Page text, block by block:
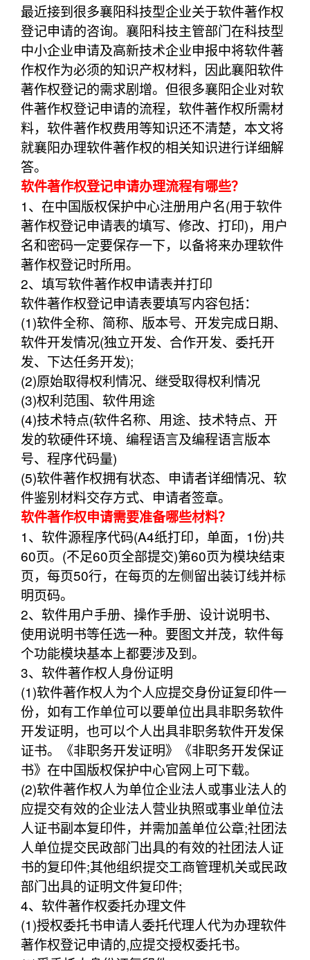
最近接到很多襄阳科技型企业关于软件著作权
登记申请的咨询。襄阳科技主管部门在科技型
中小企业申请及高新技术企业申报中将软件著
作权作为必须的知识产权材料，因此襄阳软件
著作权登记的需求剧增。但很多襄阳企业对软
件著作权登记申请的流程，软件著作权所需材
料，软件著作权费用等知识还不清楚，本文将
就襄阳办理软件著作权的相关知识进行详细解
答。
软件著作权登记申请办理流程有哪些？
1、在中国版权保护中心注册用户名(用于软件
著作权登记申请表的填写、修改、打印)，用户
名和密码一定要保存一下，以备将来办理软件
著作权登记时所用。
2、填写软件著作权申请表并打印
软件著作权登记申请表要填写内容包括：
(1)软件全称、简称、版本号、开发完成日期、
软件开发情况(独立开发、合作开发、委托开
发、下达任务开发);
(2)原始取得权利情况、继受取得权利情况
(3)权利范围、软件用途
(4)技术特点(软件名称、用途、技术特点、开
发的软硬件环境、编程语言及编程语言版本
号、程序代码量)
(5)软件著作权拥有状态、申请者详细情况、软
件鉴别材料交存方式、申请者签章。
软件著作权申请需要准备哪些材料？
1、软件源程序代码(A4纸打印，单面，1份)共
60页。(不足60页全部提交)第60页为模块结束
页，每页50行，在每页的左侧留出装订线并标
明页码。
2、软件用户手册、操作手册、设计说明书、
使用说明书等任选一种。要图文并茂，软件每
个功能模块基本上都要涉及到。
3、软件著作权人身份证明
(1)软件著作权人为个人应提交身份证复印件一
份，如有工作单位可以要单位出具非职务软件
开发证明，也可以个人出具非职务软件开发保
证书。《非职务开发证明》《非职务开发保证
书》在中国版权保护中心官网上可下载。
(2)软件著作权人为单位企业法人或事业法人的
应提交有效的企业法人营业执照或事业单位法
人证书副本复印件，并需加盖单位公章;社团法
人单位提交民政部门出具的有效的社团法人证
书的复印件;其他组织提交工商管理机关或民政
部门出具的证明文件复印件;
4、软件著作权委托办理文件
(1)授权委托书申请人委托代理人代为办理软件
著作权登记申请的,应提交授权委托书。